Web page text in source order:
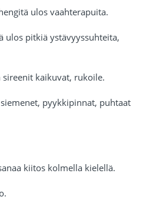
ulos vaahterapuita.
ulos pitkiä ystävyyssuhteita,
kaikuvat, rukoile.
pyykkipinnat, puhtaat
kiitos kolmella kielellä.